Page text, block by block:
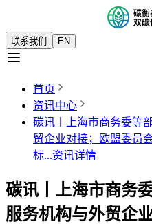
联系我们 EN
首页
资讯中心
碳讯丨上海市商务委等
贸企业对接；欧盟委员
标...资讯详情
碳讯丨上海市商务
服务机构与外贸企